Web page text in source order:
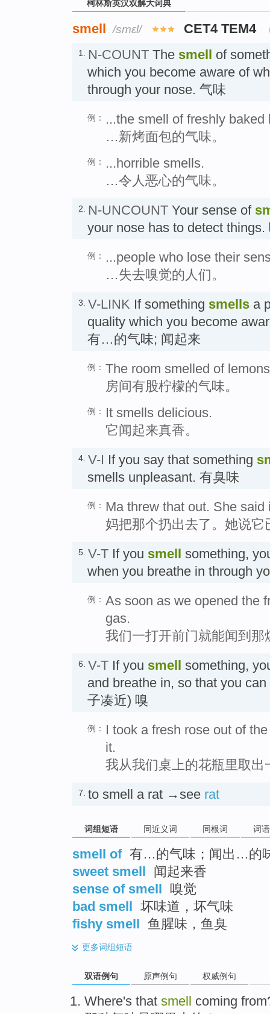
柯林斯英汉双解大词典
smell /smɛl/ CET4 TEM4
1. N-COUNT The smell of
which you become aware of
through your nose. 气味
例：
...the smell of freshly baked
…新烤面包的气味。
例：
...horrible smells.
…令人恶心的气味。
2. N-UNCOUNT Your sense of
your nose has to detect things.
例：
...people who lose their
…失去嗅觉的人们。
3. V-LINK If something smells a
quality which you become
有…的气味; 闻起来
例： The room smelled of
房间有股柠檬的气味。
例：
It smells delicious.
它闻起来真香。
4. V-I If you say that something
smells unpleasant. 有臭味
例： Ma threw that out. She said
妈把那个扔出去了。她说它
5. V-T If you smell something,
when you breathe in through
例： As soon as we opened the
gas.
我们一打开前门就能闻到那
6. V-T If you smell something,
and breathe in, so that you
子凑近) 嗅
例：
I took a fresh rose out of
it.
我从我们桌上的花瓶里取
7. to smell a rat →see rat
词组短语 同近义词 同根词 词
smell of 有…的气味；闻出…的
sweet smell
闻起来香
sense of smell
嗅觉
bad smell
坏味道，坏气味
fishy smell
鱼腥味，鱼臭
更多词组短语
双语例句 原声例句 权威例句
Where's that smell coming